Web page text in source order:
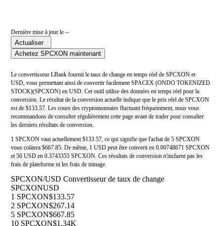
Dernière mise à jour le --
Actualiser
Achetez SPCXON maintenant
Le convertisseur LBank fournit le taux de change en temps réel de SPCXON et
USD, vous permettant ainsi de convertir facilement SPACEX (ONDO TOKENIZED
STOCK)(SPCXON) en USD. Cet outil utilise des données en temps réel pour la
conversion. Le résultat de la conversion actuelle indique que le prix réel de SPCXON
est de $133.57. Les cours des cryptomonnaies fluctuant fréquemment, nous vous
recommandons de consulter régulièrement cette page avant de trader pour consulter
les derniers résultats de conversion.
1 SPCXON vaut actuellement $133.57, ce qui signifie que l'achat de 5 SPCXON
vous coûtera $667.85. De même, 1 USD peut être converti en 0.00748671 SPCXON
et 50 USD en 0.3743355 SPCXON. Ces résultats de conversion n'incluent pas les
frais de plateforme ni les frais de minage.
SPCXON/USD Convertisseur de taux de change
SPCXONUSD
1 SPCXON$133.57
2 SPCXON$267.14
5 SPCXON$667.85
10 SPCXON$1.34K